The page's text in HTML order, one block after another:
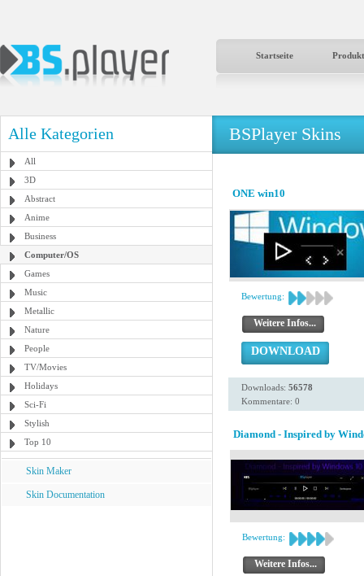
Startseite
Alle Kategorien
All
3D
Abstract
Anime
Business
Computer/OS
Games
Music
Metallic
Nature
People
TV/Movies
Holidays
Sci-Fi
Stylish
Top 10
Skin Maker
Skin Documentation
BSPlayer Skins
ONE win10
Bewertung:
Weitere Infos...
DOWNLOAD
Downloads: 56578
Kommentare: 0
Diamond - Inspired by
Bewertung:
Weitere Infos...